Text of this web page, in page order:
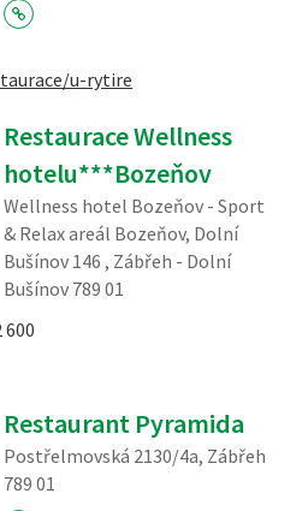
u-rytire
Restaurace Wellness
hotelu***Bozeňov
Wellness hotel Bozeňov - Sport
& Relax areál Bozeňov, Dolní
Bušínov 146 , Zábřeh - Dolní
Bušínov 789 01
600
Restaurant Pyramida
Postřelmovská 2130/4a, Zábřeh
789 01